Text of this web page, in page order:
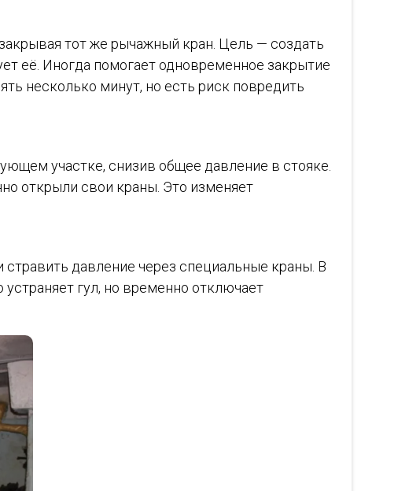
тот же рычажный кран. Цель — создать
её. Иногда помогает одновременное закрытие
несколько минут, но есть риск повредить
участке, снизив общее давление в стояке.
открыли свои краны. Это изменяет
давление через специальные краны. В
гул, но временно отключает